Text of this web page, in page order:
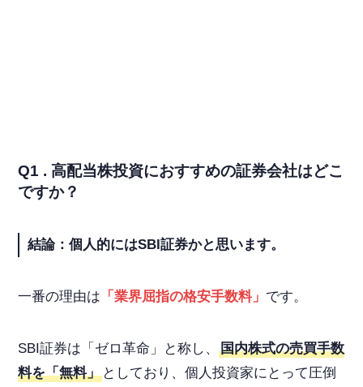
Q1 . 高配当株投資におすすめの証券会社はどこ
ですか？
結論：個人的にはSBI証券かと思います。
一番の理由は 「業界屈指の格安手数料」 です。
SBI証券は「ゼロ革命」と称し、国内株式の売買手数
料を「無料」 としており、個人投資家にとって圧倒